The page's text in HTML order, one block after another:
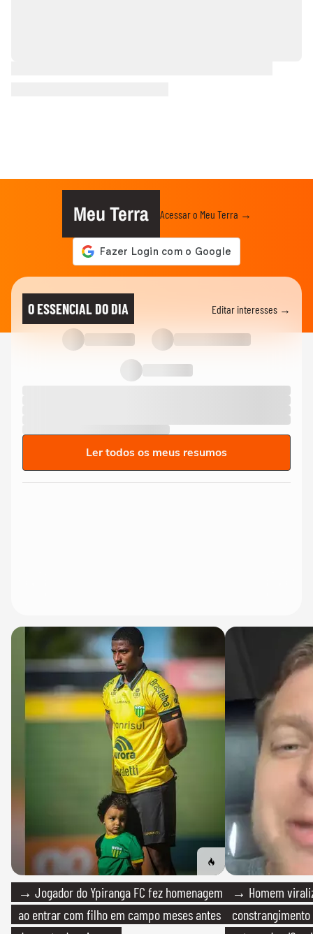
Meu Terra Acessar o Meu Terra →
O ESSENCIAL DO DIA Editar interesses →
Ler todos os meus resumos
→ Jogador do Ypiranga FC fez homenagem
ao entrar com filho em campo meses antes
→ Homem